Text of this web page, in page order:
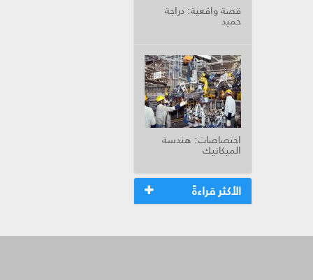
قصة واقعية: دراجة
حميد
اختصاصات: هندسة
الميكانيك
الأكثر قراءةً